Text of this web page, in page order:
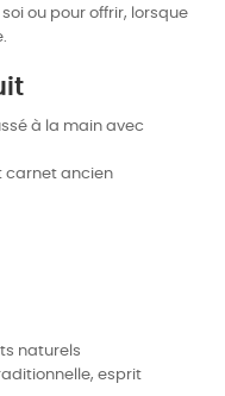
ou pour offrir, lorsque
à la main avec
carnet ancien
naturels
esprit